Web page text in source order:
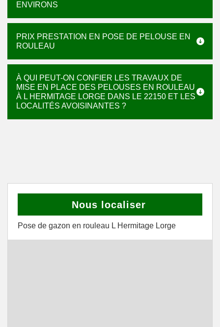
ENVIRONS
PRIX PRESTATION EN POSE DE PELOUSE EN
ROULEAU
À QUI PEUT-ON CONFIER LES TRAVAUX DE
MISE EN PLACE DES PELOUSES EN ROULEAU
À L HERMITAGE LORGE DANS LE 22150 ET LES
LOCALITÉS AVOISINANTES ?
Nous localiser
Pose de gazon en rouleau L Hermitage Lorge